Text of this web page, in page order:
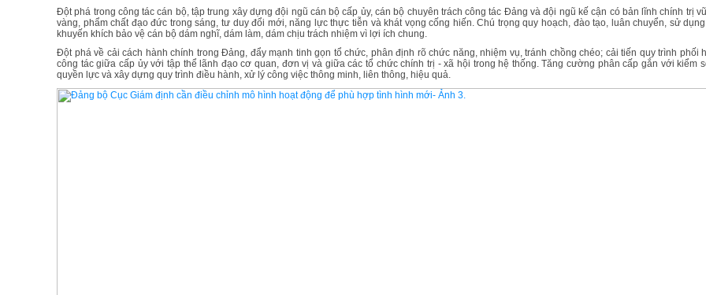
Đột phá trong công tác cán bộ, tập trung xây dựng đội ngũ cán bộ cấp ủy, cán bộ chuyên trách công tác Đảng và đội ngũ kế cận có bản lĩnh chính trị
vàng, phẩm chất đạo đức trong sáng, tư duy đổi mới, năng lực thực tiễn và khát vọng cống hiến. Chú trọng quy hoạch, đào tạo, luân chuyển, sử
khuyến khích bảo vệ cán bộ dám nghĩ, dám làm, dám chịu trách nhiệm vì lợi ích chung.
Đột phá về cải cách hành chính trong Đảng, đẩy mạnh tinh gọn tổ chức, phân định rõ chức năng, nhiệm vụ, tránh chồng chéo; cải tiến quy trình phối
công tác giữa cấp ủy với tập thể lãnh đạo cơ quan, đơn vị và giữa các tổ chức chính trị - xã hội trong hệ thống. Tăng cường phân cấp gắn với kiểm
quyền lực và xây dựng quy trình điều hành, xử lý công việc thông minh, liên thông, hiệu quả.